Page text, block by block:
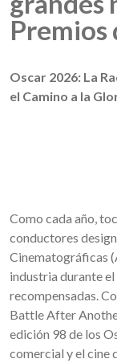
Premios
Oscar 2026: La
el Camino a la
Como cada año,
conductores
Cinematográficas
industria durante el
recompensadas.
Battle After
edición 98 de los
comercial y el cine